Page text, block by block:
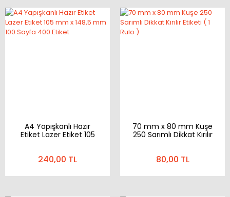
A4 Yapışkanlı Hazır
Etiket Lazer Etiket 105
240,00 TL
70 mm x 80 mm Kuşe
250 Sarımlı Dikkat Kırılır
80,00 TL